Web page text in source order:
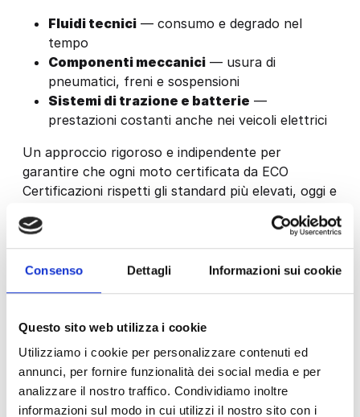
Consenso Dettagli Informazioni sui cookie
Questo sito web utilizza i cookie
Utilizziamo i cookie per personalizzare contenuti ed
annunci, per fornire funzionalità dei social media e per
analizzare il nostro traffico. Condividiamo inoltre
informazioni sul modo in cui utilizzi il nostro sito con i
Fluidi tecnici — consumo e degrado nel
tempo
Componenti meccanici — usura di
pneumatici, freni e sospensioni
Sistemi di trazione e batterie —
prestazioni costanti anche nei veicoli elettrici
Un approccio rigoroso e indipendente per
garantire che ogni moto certificata da ECO
Certificazioni rispetti gli standard più elevati, oggi e
Prove su pista
Tutti i test e la prove su pista necessari per
omologare le prestazioni e la sicurezza di
prodotti destinati al settore Automotive